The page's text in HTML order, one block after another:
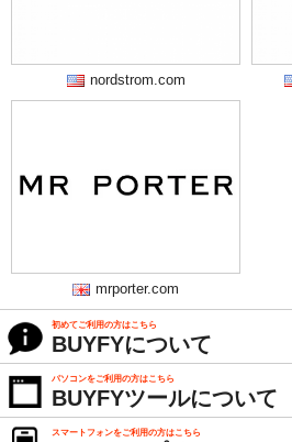
nordstrom.com
mrporter.com
初めてご利用の方はこちら
BUYFYについて
パソコンをご利用の方はこちら
BUYFYツールについて
スマートフォンをご利用の方はこちら